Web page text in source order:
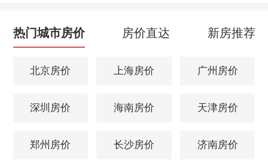
热门城市房价 房价直达 新房推荐
北京房价 上海房价 广州房价
深圳房价 海南房价 天津房价
郑州房价 长沙房价 济南房价